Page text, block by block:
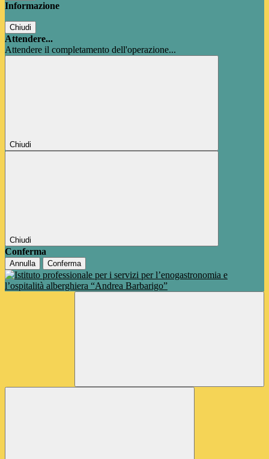
Informazione
Chiudi
Attendere...
Attendere il completamento dell'operazione...
Chiudi
Chiudi
Conferma
Annulla Conferma